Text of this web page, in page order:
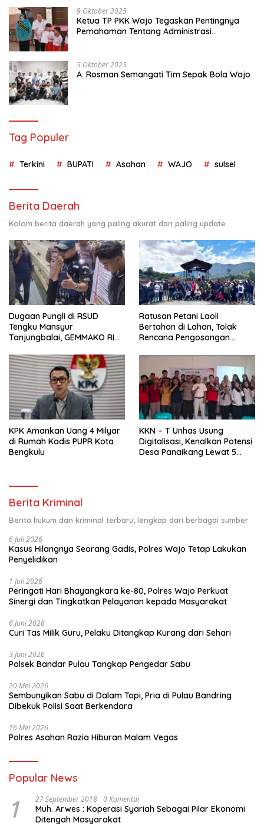
9 Oktober 2025
Ketua TP PKK Wajo Tegaskan Pentingnya
Pemahaman Tentang Administrasi
5 Oktober 2025
A. Rosman Semangati Tim Sepak Bola Wajo
Tag Populer
Terkini BUPATI Asahan WAJO sulsel
Berita Daerah
Kolom berita daerah yang paling akurat dan paling update
Dugaan Pungli di RSUD
Tengku Mansyur
Tanjungbalai, GEMMAKO RI
Tuntas
Ratusan Petani Laoli
Bertahan di Lahan, Tolak
Rencana Pengosongan
KPK Amankan Uang 4 Milyar
di Rumah Kadis PUPR Kota
Bengkulu
KKN – T Unhas Usung
Digitalisasi, Kenalkan Potensi
Desa Panaikang Lewat 5
Berita Kriminal
Berita hukum dan kriminal terbaru, lengkap dari berbagai sumber
6 Juli 2026
Kasus Hilangnya Seorang Gadis, Polres Wajo Tetap Lakukan
Penyelidikan
1 Juli 2026
Peringati Hari Bhayangkara ke-80, Polres Wajo Perkuat
Sinergi dan Tingkatkan Pelayanan kepada Masyarakat
6 Juni 2026
Curi Tas Milik Guru, Pelaku Ditangkap Kurang dari Sehari
3 Juni 2026
Polsek Bandar Pulau Tangkap Pengedar Sabu
20 Mei 2026
Sembunyikan Sabu di Dalam Topi, Pria di Pulau Bandring
Dibekuk Polisi Saat Berkendara
16 Mei 2026
Polres Asahan Razia Hiburan Malam Vegas
Popular News
1 27 September 2018 0 Komentar
Muh. Arwes : Koperasi Syariah Sebagai Pilar Ekonomi
Ditengah Masyarakat